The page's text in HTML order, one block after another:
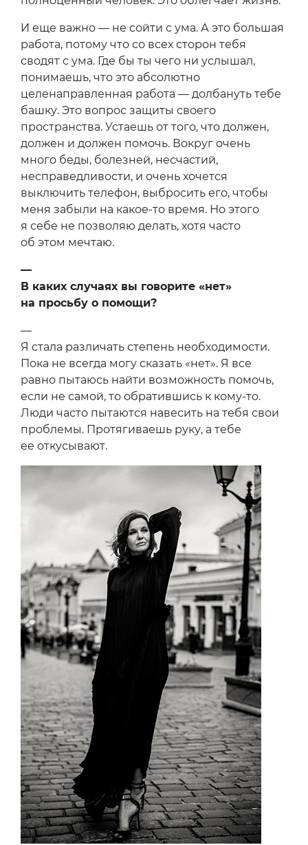
И еще важно — не сойти с ума. А это большая
работа, потому что со всех сторон тебя
сводят с ума. Где бы ты чего ни услышал,
понимаешь, что это абсолютно
целенаправленная работа — долбануть тебе
башку. Это вопрос защиты своего
пространства. Устаешь от того, что должен,
должен и должен помочь. Вокруг очень
много беды, болезней, несчастий,
несправедливости, и очень хочется
выключить телефон, выбросить его, чтобы
меня забыли на какое-то время. Но этого
я себе не позволяю делать, хотя часто
об этом мечтаю.
—
В каких случаях вы говорите «нет»
на просьбу о помощи?
—
Я стала различать степень необходимости.
Пока не всегда могу сказать «нет». Я все
равно пытаюсь найти возможность помочь,
если не самой, то обратившись к кому-то.
Люди часто пытаются навесить на тебя свои
проблемы. Протягиваешь руку, а тебе
ее откусывают.